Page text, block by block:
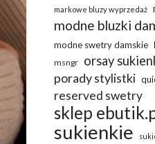
markowe bluzy wyprzedaż
modne bluzki
modne swetry damskie
msngr
orsay
porady stylistki
reserved swetry
sklep
sukienkie